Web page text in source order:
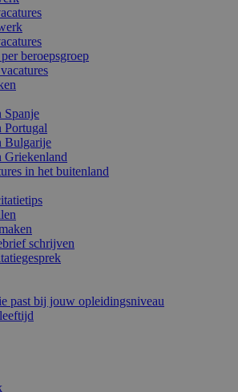
beroepsgroep
Spanje
Portugal
Bulgarije
Griekenland
in het buitenland
schrijven
past bij jouw opleidingsniveau